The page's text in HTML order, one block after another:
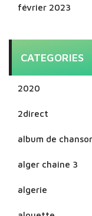
février 2023
CATEGORIES
2020
2direct
album de
alger chaine 3
algerie